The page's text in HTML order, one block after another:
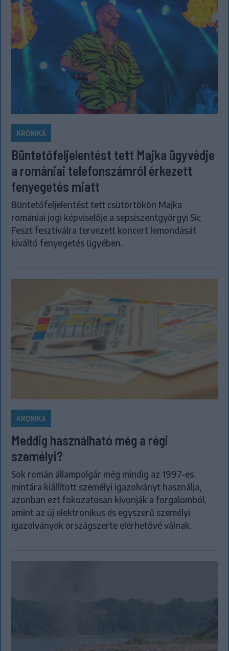
KRÓNIKA
Büntetőfeljelentést tett Majka ügyvédje
a romániai telefonszámról érkezett
fenyegetés miatt
Büntetőfeljelentést tett csütörtökön Majka
romániai jogi képviselője a sepsiszentgyörgyi Sic
Feszt fesztiválra tervezett koncert lemondását
kiváltó fenyegetés ügyében.
KRÓNIKA
Meddig használható még a régi
személyi?
Sok román állampolgár még mindig az 1997-es
mintára kiállított személyi igazolványt használja,
azonban ezt fokozatosan kivonják a forgalomból,
amint az új elektronikus és egyszerű személyi
igazolványok országszerte elérhetővé válnak.